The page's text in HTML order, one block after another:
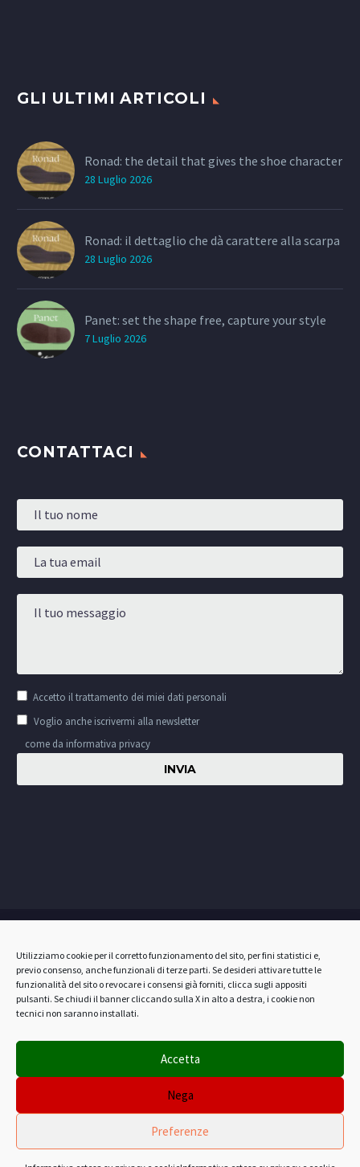
Utilizziamo cookie per il corretto funzionamento del sito, per fini statistici e,
previo consenso, anche funzionali di terze parti. Se desideri attivare tutte le
funzionalità del sito o revocare i consensi già forniti, clicca sugli appositi
pulsanti. Se chiudi il banner cliccando sulla X in alto a destra, i cookie non
tecnici non saranno installati.
Accetta
Nega
Preferenze
GLI ULTIMI ARTICOLI
Ronad: the detail that gives the shoe character
28 Luglio 2026
Ronad: il dettaglio che dà carattere alla scarpa
28 Luglio 2026
Panet: set the shape free, capture your style
7 Luglio 2026
CONTATTACI
Accetto il trattamento dei miei dati personali
Voglio anche iscrivermi alla newsletter
come da informativa privacy
Privacy & Cookie
PR MARCHE FESR 2021/2027 - CUP B92E25007710007
Totale investimento € 291.800,00 - Totale contributo
concesso € 145.900,00